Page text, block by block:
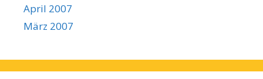
April 2007
März 2007